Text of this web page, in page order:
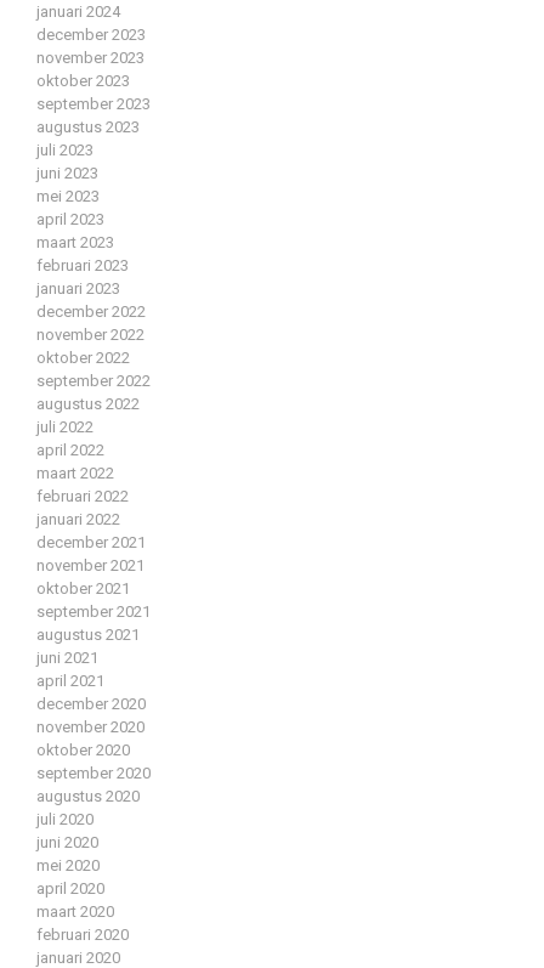
januari 2024
december 2023
november 2023
oktober 2023
september 2023
augustus 2023
juli 2023
juni 2023
mei 2023
april 2023
maart 2023
februari 2023
januari 2023
december 2022
november 2022
oktober 2022
september 2022
augustus 2022
juli 2022
april 2022
maart 2022
februari 2022
januari 2022
december 2021
november 2021
oktober 2021
september 2021
augustus 2021
juni 2021
april 2021
december 2020
november 2020
oktober 2020
september 2020
augustus 2020
juli 2020
juni 2020
mei 2020
april 2020
maart 2020
februari 2020
januari 2020